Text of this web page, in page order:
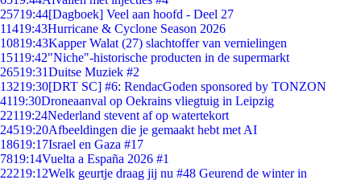
25719:44[Dagboek] Veel aan hoofd - Deel 27
11419:43Hurricane & Cyclone Season 2026
10819:43Kapper Walat (27) slachtoffer van vernielingen
15119:42"Niche"-historische producten in de supermarkt
26519:31Duitse Muziek #2
13219:30[DRT SC] #6: RendacGoden sponsored by TONZON
4119:30Droneaanval op Oekrains vliegtuig in Leipzig
22119:24Nederland stevent af op watertekort
24519:20Afbeeldingen die je gemaakt hebt met AI
18619:17Israel en Gaza #17
7819:14Vuelta a España 2026 #1
22219:12Welk geurtje draag jij nu #48 Geurend de winter in